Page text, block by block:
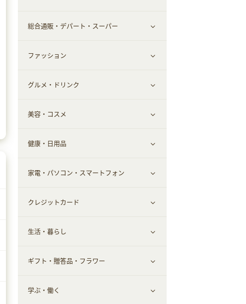
総合通販・デパート・スーパー
すべて見る
総合通販
デパート・スーパー
ファッション
すべて見る
ファッション
インナー・下着
靴・フットウェア
小物・かばん
スーツ・フォーマル
グルメ・ドリンク
すべて見る
グルメ
ドリンク
お酒
食材宅配
美容・コスメ
すべて見る
スキンケア
メイクアップ
ヘアケア
メンズ美容
美容・ダイエット用品
健康・日用品
すべて見る
健康食品｜青汁・飲料
健康食品｜乳酸菌・ケフィア
健康食品｜その他
スポーツ・フィットネス
家電・パソコン・スマートフォン
すべて見る
家電・パソコン・ソフトウェア
スマホ・携帯電話・SIM
クレジットカード
すべて見る
クレジットカード
生活・暮らし
すべて見る
車情報・カーシェア・レンタル
ギフト・贈答品・フラワー
すべて見る
学ぶ・働く